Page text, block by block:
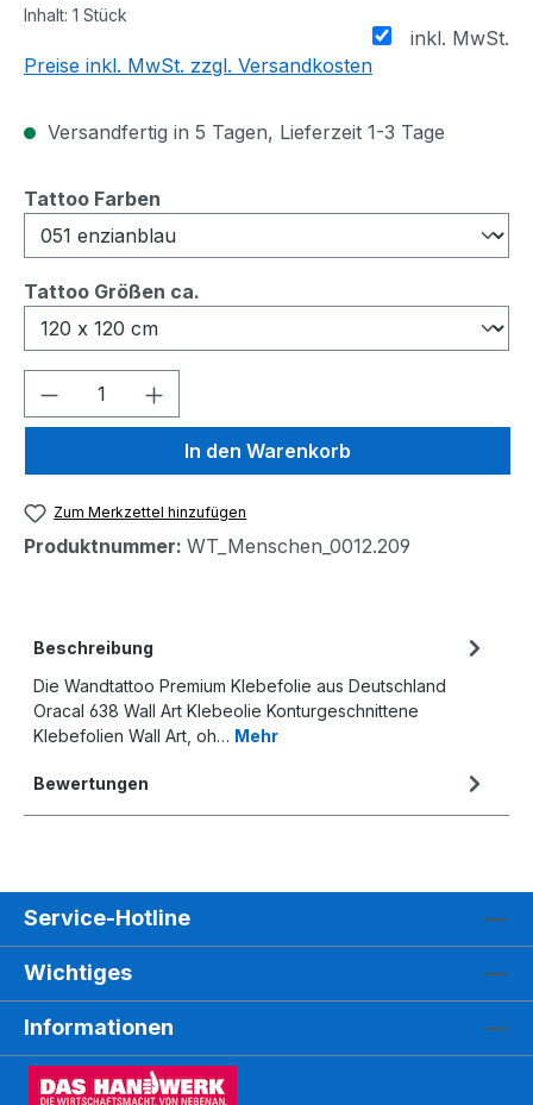
Inhalt: 1 Stück
inkl. MwSt.
Preise inkl. MwSt. zzgl. Versandkosten
Versandfertig in 5 Tagen, Lieferzeit 1-3 Tage
Tattoo Farben
Tattoo Größen ca.
Produkt Anzahl: Gib den
In den Warenkorb
Zum Merkzettel hinzufügen
Produktnummer: WT_Menschen_0012.209
Beschreibung
Die Wandtattoo Premium Klebefolie aus Deutschland
Oracal 638 Wall Art Klebeolie Konturgeschnittene
Klebefolien Wall Art, oh… Mehr
Bewertungen
Service-Hotline
Wichtiges
Informationen